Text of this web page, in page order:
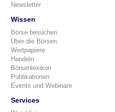
Newsletter
Wissen
Börse besuchen
Über die Börsen
Wertpapiere
Handeln
Börsenlexikon
Publikationen
Events und Webinare
Services